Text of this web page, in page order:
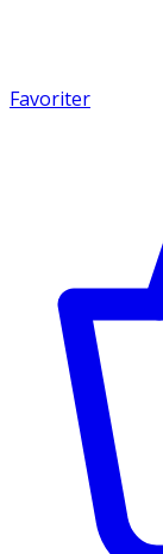
Favoriter